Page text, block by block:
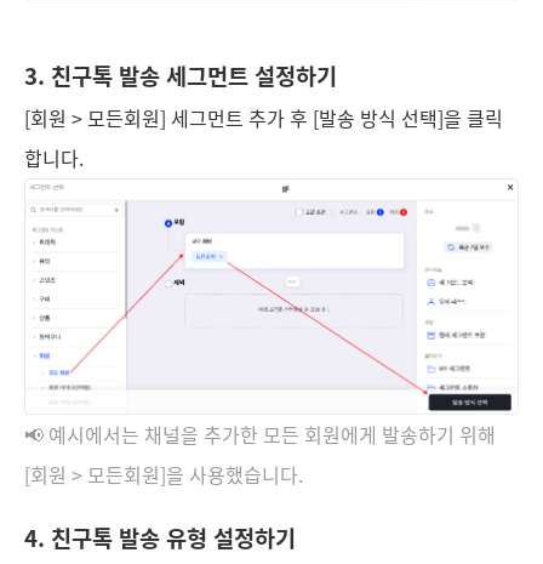
3. 친구톡 발송 세그먼트 설정하기
[회원 > 모든회원] 세그먼트 추가 후 [발송 방식 선택]을 클릭
합니다.
📢 예시에서는 채널을 추가한 모든 회원에게 발송하기 위해
[회원 > 모든회원]을 사용했습니다.
4. 친구톡 발송 유형 설정하기